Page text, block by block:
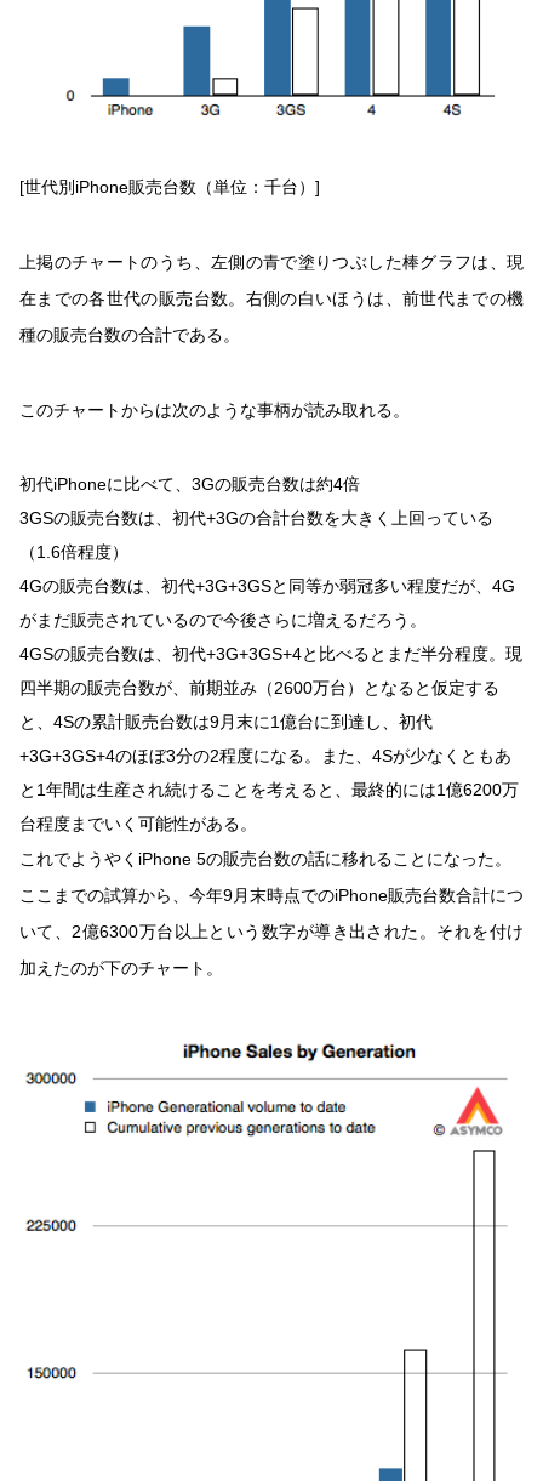
[世代別iPhone販売台数（単位：千台）]
上掲のチャートのうち、左側の青で塗りつぶした棒グラフは、現
在までの各世代の販売台数。右側の白いほうは、前世代までの機
種の販売台数の合計である。
このチャートからは次のような事柄が読み取れる。
初代iPhoneに比べて、3Gの販売台数は約4倍
3GSの販売台数は、初代+3Gの合計台数を大きく上回っている
（1.6倍程度）
4Gの販売台数は、初代+3G+3GSと同等か弱冠多い程度だが、4G
がまだ販売されているので今後さらに増えるだろう。
4GSの販売台数は、初代+3G+3GS+4と比べるとまだ半分程度。現
四半期の販売台数が、前期並み（2600万台）となると仮定する
と、4Sの累計販売台数は9月末に1億台に到達し、初代
+3G+3GS+4のほぼ3分の2程度になる。また、4Sが少なくともあ
と1年間は生産され続けることを考えると、最終的には1億6200万
台程度までいく可能性がある。
これでようやくiPhone 5の販売台数の話に移れることになった。
ここまでの試算から、今年9月末時点でのiPhone販売台数合計につ
いて、2億6300万台以上という数字が導き出された。それを付け
加えたのが下のチャート。